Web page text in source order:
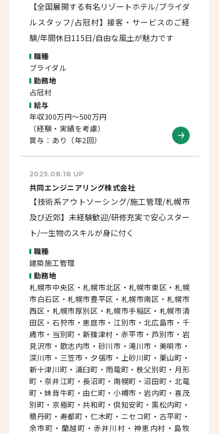
【全国展開する有名リゾートホテル/ブライダ
ルスタッフ/占冠村】接客・サービスのご経
験/年間休日115日/自由な風土が魅力です
職種
ブライダル
勤務地
占冠村
給与
年収300万円～500万円
（経験・実績を考慮）
賞与：あり（年2回）
2025.08.18 UP
共同エンジニアリング株式会社
【技術系アウトソーシング/施工管理/札幌市
及び近郊】未経験歓迎/研修充実で安心スター
ト/一生物のスキルが身に付く
職種
建築施工管理
勤務地
札幌市中央区・札幌市北区・札幌市東区・札幌
市白石区・札幌市豊平区・札幌市南区・札幌市
西区・札幌市厚別区・札幌市手稲区・札幌市清
田区・石狩市・恵庭市・江別市・北広島市・千
歳市・当別町・新篠津村・赤平市・芦別市・岩
見沢市・歌志内市・砂川市・滝川市・美唄市・
深川市・三笠市・夕張市・上砂川町・栗山町・
新十津川町・浦臼町・雨竜町・秩父別町・月形
町・奈井江町・長沼町・南幌町・沼田町・北竜
町・妹背牛町・由仁町・小樽市・岩内町・喜茂
別町・京極町・共和町・倶知安町・黒松内町・
積丹町・寿都町・仁木町・ニセコ町・古平町・
余市町・蘭越町・赤井川村・神恵内村・島牧